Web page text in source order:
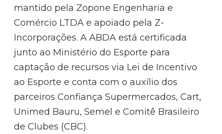
mantido pela Zopone Engenharia e
Comércio LTDA e apoiado pela Z-
Incorporações. A ABDA está certificada
junto ao Ministério do Esporte para
captação de recursos via Lei de Incentivo
ao Esporte e conta com o auxílio dos
parceiros Confiança Supermercados, Cart,
Unimed Bauru, Semel e Comitê Brasileiro
de Clubes (CBC).